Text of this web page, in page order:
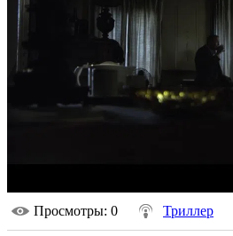
Просмотры: 0 Триллер